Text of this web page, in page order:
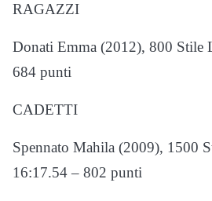
RAGAZZI
Donati Emma (2012), 800 Stile
684 punti
CADETTI
Spennato Mahila (2009), 1500
16:17.54 – 802 punti